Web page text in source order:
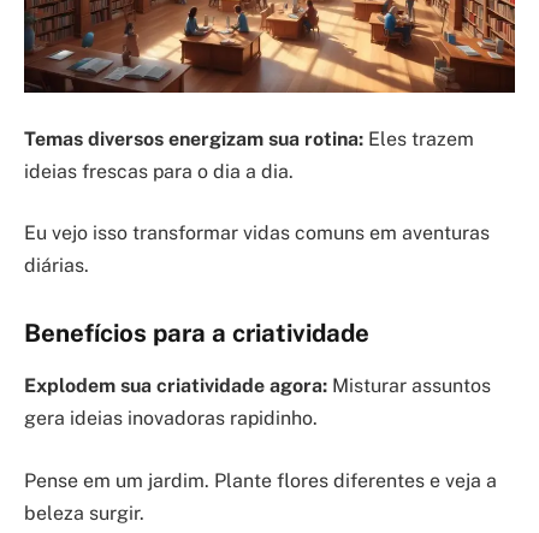
Temas diversos energizam sua rotina: Eles trazem
ideias frescas para o dia a dia.
Eu vejo isso transformar vidas comuns em aventuras
diárias.
Benefícios para a criatividade
Explodem sua criatividade agora: Misturar assuntos
gera ideias inovadoras rapidinho.
Pense em um jardim. Plante flores diferentes e veja a
beleza surgir.